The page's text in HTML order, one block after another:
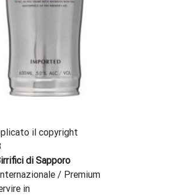
il copyright
di Sapporo
/ Premium
in